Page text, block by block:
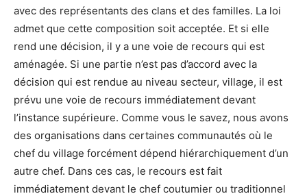
avec des représentants des clans et des familles. La loi
admet que cette composition soit acceptée. Et si elle
rend une décision, il y a une voie de recours qui est
aménagée. Si une partie n’est pas d’accord avec la
décision qui est rendue au niveau secteur, village, il est
prévu une voie de recours immédiatement devant
l’instance supérieure. Comme vous le savez, nous avons
des organisations dans certaines communautés où le
chef du village forcément dépend hiérarchiquement d’un
autre chef. Dans ces cas, le recours est fait
immédiatement devant le chef coutumier ou traditionnel